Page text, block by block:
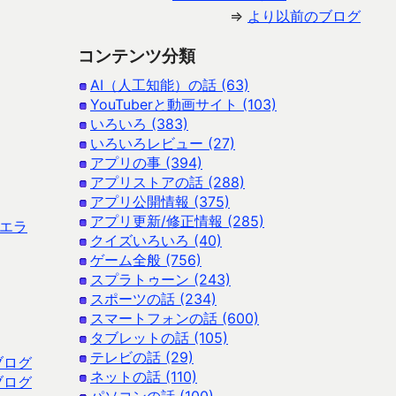
ラ
ログ
ログ
⇒ より以前のブログ
コンテンツ分類
AI（人工知能）の話 (63)
YouTuberと動画サイト (103)
いろいろ (383)
いろいろレビュー (27)
アプリの事 (394)
アプリストアの話 (288)
アプリ公開情報 (375)
アプリ更新/修正情報 (285)
クイズいろいろ (40)
ゲーム全般 (756)
スプラトゥーン (243)
スポーツの話 (234)
スマートフォンの話 (600)
タブレットの話 (105)
テレビの話 (29)
ネットの話 (110)